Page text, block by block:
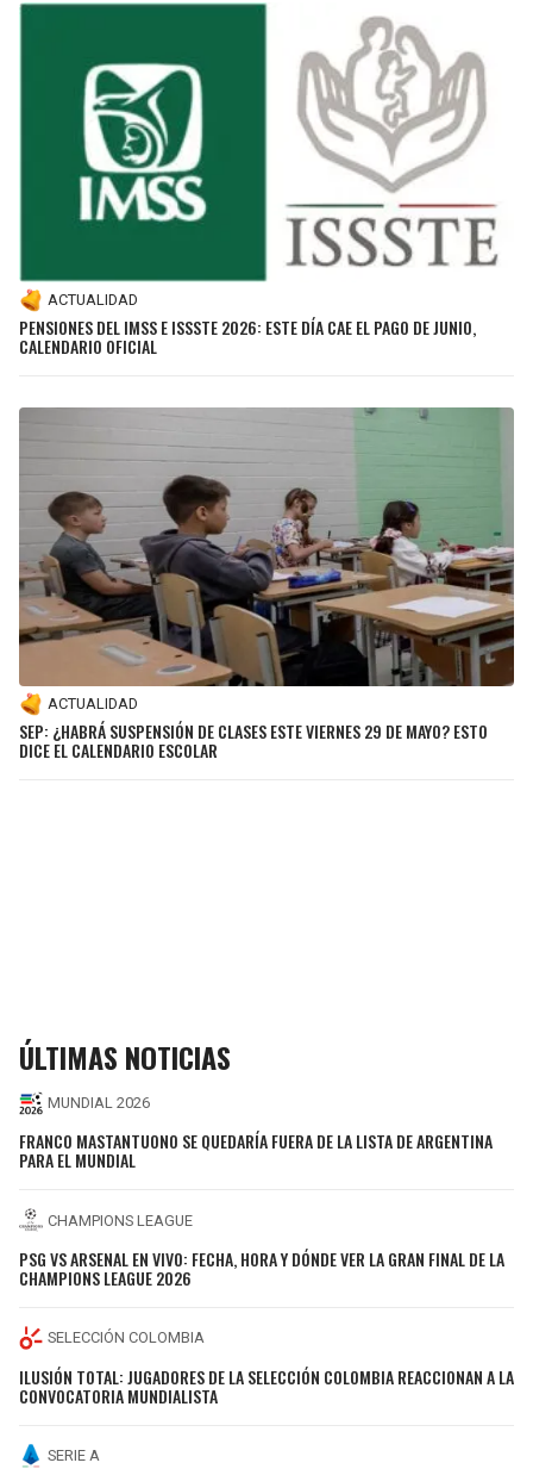
ACTUALIDAD
PENSIONES DEL IMSS E ISSSTE 2026: ESTE DÍA CAE EL PAGO DE JUNIO,
CALENDARIO OFICIAL
ACTUALIDAD
SEP: ¿HABRÁ SUSPENSIÓN DE CLASES ESTE VIERNES 29 DE MAYO? ESTO
DICE EL CALENDARIO ESCOLAR
ÚLTIMAS NOTICIAS
MUNDIAL 2026
FRANCO MASTANTUONO SE QUEDARÍA FUERA DE LA LISTA DE ARGENTINA
PARA EL MUNDIAL
CHAMPIONS LEAGUE
PSG VS ARSENAL EN VIVO: FECHA, HORA Y DÓNDE VER LA GRAN FINAL DE LA
CHAMPIONS LEAGUE 2026
SELECCIÓN COLOMBIA
ILUSIÓN TOTAL: JUGADORES DE LA SELECCIÓN COLOMBIA REACCIONAN A LA
CONVOCATORIA MUNDIALISTA
SERIE A